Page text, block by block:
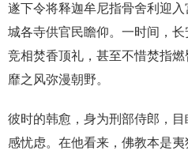
遂下令将释迦牟尼指骨舍利迎
城各寺供官民瞻仰。一时间，
竞相焚香顶礼，甚至不惜焚指
靡之风弥漫朝野。
彼时的韩愈，身为刑部侍郎，
感忧虑。在他看来，佛教本是